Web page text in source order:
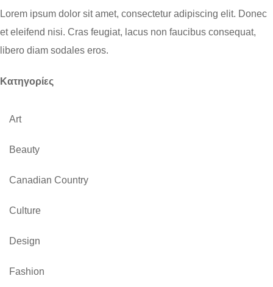
Lorem ipsum dolor sit amet, consectetur adipiscing elit. Donec
et eleifend nisi. Cras feugiat, lacus non faucibus consequat,
libero diam sodales eros.
Kατηγορίες
Art
Beauty
Canadian Country
Culture
Design
Fashion